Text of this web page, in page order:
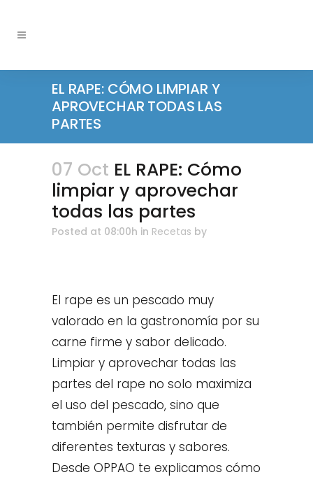
EL RAPE: CÓMO LIMPIAR Y
APROVECHAR TODAS LAS
PARTES
07 Oct EL RAPE: Cómo
limpiar y aprovechar
todas las partes
Posted at 08:00h in Recetas by
El rape es un pescado muy
valorado en la gastronomía por su
carne firme y sabor delicado.
Limpiar y aprovechar todas las
partes del rape no solo maximiza
el uso del pescado, sino que
también permite disfrutar de
diferentes texturas y sabores.
Desde OPPAO te explicamos cómo